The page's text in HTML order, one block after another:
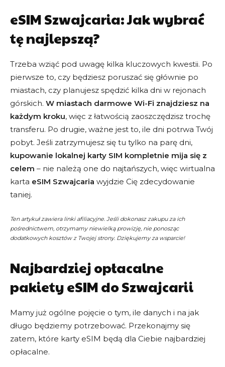
eSIM Szwajcaria: Jak wybrać
tę najlepszą?
Trzeba wziąć pod uwagę kilka kluczowych kwestii. Po
pierwsze to, czy będziesz poruszać się głównie po
miastach, czy planujesz spędzić kilka dni w rejonach
górskich. W miastach darmowe Wi-Fi znajdziesz na
każdym kroku, więc z łatwością zaoszczędzisz trochę
transferu. Po drugie, ważne jest to, ile dni potrwa Twój
pobyt. Jeśli zatrzymujesz się tu tylko na parę dni,
kupowanie lokalnej karty SIM kompletnie mija się z
celem – nie należą one do najtańszych, więc wirtualna
karta eSIM Szwajcaria wyjdzie Cię zdecydowanie
taniej.
Ten artykuł zawiera linki afiliacyjne. Jeśli dokonasz zakupu za ich
pośrednictwem, otrzymamy niewielką prowizję, nie ponosząc
dodatkowych kosztów z Twojej strony. Dziękujemy za wsparcie!
Najbardziej opłacalne
pakiety eSIM do Szwajcarii
Mamy już ogólne pojęcie o tym, ile danych i na jak
długo będziemy potrzebować. Przekonajmy się
zatem, które karty eSIM będą dla Ciebie najbardziej
opłacalne.